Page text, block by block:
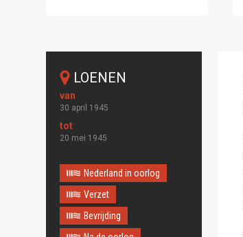
LOENEN
30 april 1945
20 mei 1945
Nederland in oorlog
Verzet
Bevrijding